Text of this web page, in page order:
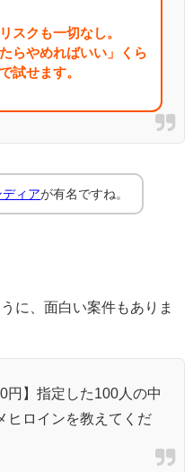
スクも一切なし。
らやめればいい」くら
試せます。
ディアが有名ですね。
に、面白い案件もありま
円】指定した100人の中
ヒロインを教えてくだ